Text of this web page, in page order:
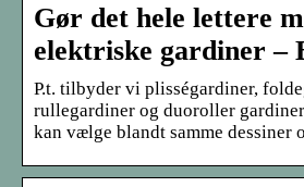
Gør det hele lettere
elektriske gardiner –
P.t. tilbyder vi plisségardiner,
rullegardiner og duoroller
kan vælge blandt samme dessiner